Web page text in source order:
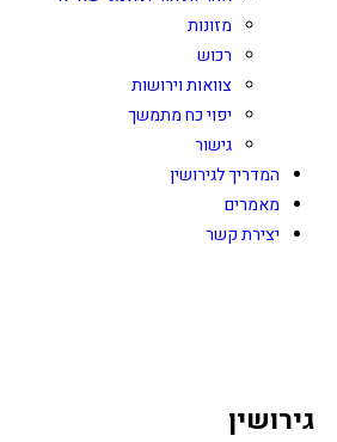
מזונות
רכוש
צוואות וירושות
יפוי כח מתמשך
גישור
המדריך לגירושין
מאמרים
יצירת קשר
גירושין